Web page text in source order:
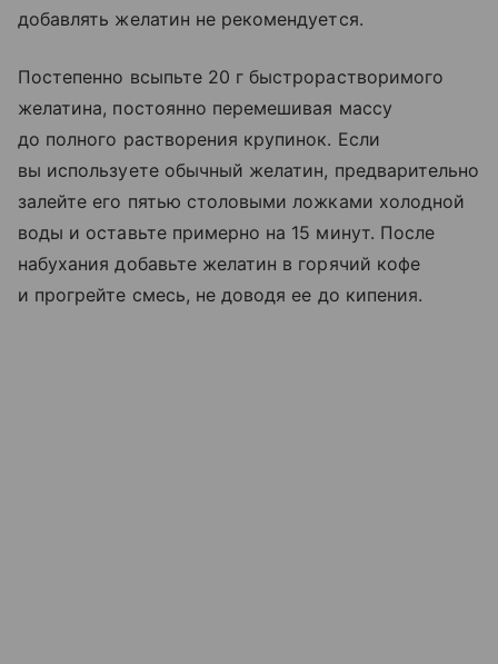
добавлять желатин не рекомендуется.
Постепенно всыпьте 20 г быстрорастворимого
желатина, постоянно перемешивая массу
до полного растворения крупинок. Если
вы используете обычный желатин, предварительно
залейте его пятью столовыми ложками холодной
воды и оставьте примерно на 15 минут. После
набухания добавьте желатин в горячий кофе
и прогрейте смесь, не доводя ее до кипения.